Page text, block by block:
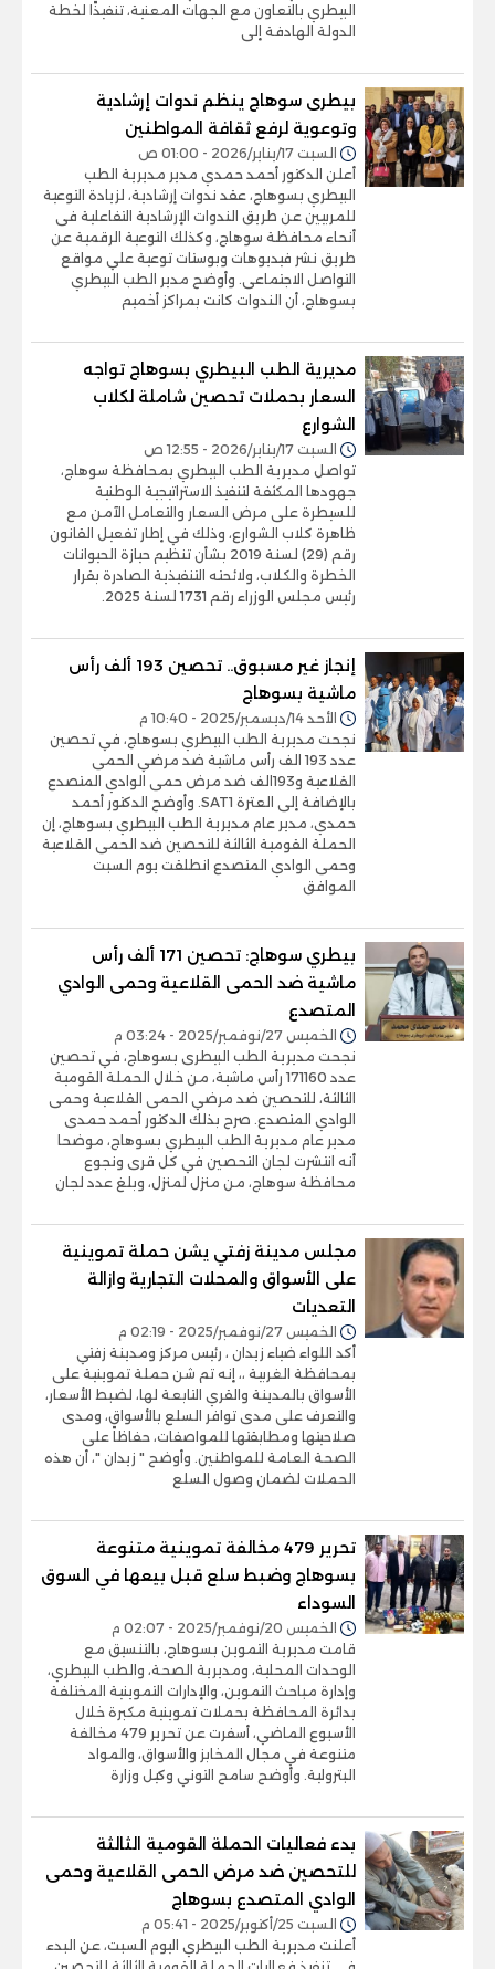
البيطري بالتعاون مع الجهات المعنية، تنفيذًا لخطة
الدولة الهادفة إلى
بيطرى سوهاج ينظم ندوات إرشادية
وتوعوية لرفع ثقافة المواطنين
السبت 17/يناير/2026 - 01:00 ص
أعلن الدكتور أحمد حمدي مدير مديرية الطب
البيطري بسوهاج، عقد ندوات إرشادية، لزيادة التوعية
للمربيين عن طريق الندوات الإرشادية التفاعلية فى
أنحاء محافظة سوهاج، وكذلك التوعية الرقمية عن
طريق نشر فيديوهات وبوستات توعية علي مواقع
التواصل الاجتماعى. وأوضح مدير الطب البيطري
بسوهاج، أن الندوات كانت بمراكز أخميم
مديرية الطب البيطري بسوهاج تواجه
السعار بحملات تحصين شاملة لكلاب
الشوارع
السبت 17/يناير/2026 - 12:55 ص
تواصل مديرية الطب البيطري بمحافظة سوهاج،
جهودها المكثفة لتنفيذ الاستراتيجية الوطنية
للسيطرة على مرض السعار والتعامل الآمن مع
ظاهرة كلاب الشوارع، وذلك في إطار تفعيل القانون
رقم (29) لسنة 2019 بشأن تنظيم حيازة الحيوانات
الخطرة والكلاب، ولائحته التنفيذية الصادرة بقرار
رئيس مجلس الوزراء رقم 1731 لسنة 2025.
إنجاز غير مسبوق.. تحصين 193 ألف رأس
ماشية بسوهاج
الأحد 14/ديسمبر/2025 - 10:40 م
نجحت مديرية الطب البيطري بسوهاج، في تحصين
عدد 193 الف رأس ماشية ضد مرضي الحمى
القلاعية و193الف ضد مرض حمى الوادي المتصدع
بالإضافة إلى العترة SAT1. وأوضح الدكتور أحمد
حمدي، مدير عام مديرية الطب البيطري بسوهاج، إن
الحملة القومية الثالثة للتحصين ضد الحمى القلاعية
وحمى الوادي المتصدع انطلقت يوم السبت
الموافق
بيطري سوهاج: تحصين 171 ألف رأس
ماشية ضد الحمى القلاعية وحمى الوادي
المتصدع
الخميس 27/نوفمبر/2025 - 03:24 م
نجحت مديرية الطب البيطرى بسوهاج، في تحصين
عدد 171160 رأس ماشية، من خلال الحملة القومية
الثالثة، للتحصين ضد مرضي الحمى القلاعية وحمى
الوادي المتصدع. صرح بذلك الدكتور أحمد حمدى
مدير عام مديرية الطب البيطري بسوهاج، موضحا
أنه انتشرت لجان التحصين في كل قرى ونجوع
محافظة سوهاج، من منزل لمنزل، وبلغ عدد لجان
مجلس مدينة زفتي يشن حملة تموينية
على الأسواق والمحلات التجارية وازالة
التعديات
الخميس 27/نوفمبر/2025 - 02:19 م
أكد اللواء ضياء زيدان ، رئيس مركز ومدينة زفتي
بمحافظة الغربية ،، إنه تم شن حملة تموينية على
الأسواق بالمدينة والقري التابعة لها، لضبط الأسعار،
والتعرف على مدى توافر السلع بالأسواق، ومدى
صلاحيتها ومطابقتها للمواصفات، حفاظاً على
الصحة العامة للمواطنين. وأوضح " زيدان "، أن هذه
الحملات لضمان وصول السلع
تحرير 479 مخالفة تموينية متنوعة
بسوهاج وضبط سلع قبل بيعها في السوق
السوداء
الخميس 20/نوفمبر/2025 - 02:07 م
قامت مديرية التموين بسوهاج، بالتنسيق مع
الوحدات المحلية، ومديرية الصحة، والطب البيطري،
وإدارة مباحث التموين، والإدارات التموينية المختلفة
بدائرة المحافظة بحملات تموينية مكبرة خلال
الأسبوع الماضي، أسفرت عن تحرير 479 مخالفة
متنوعة في مجال المخابز والأسواق، والمواد
البترولية. وأوضح سامح التوني وكيل وزارة
بدء فعاليات الحملة القومية الثالثة
للتحصين ضد مرض الحمى القلاعية وحمى
الوادي المتصدع بسوهاج
السبت 25/أكتوبر/2025 - 05:41 م
أعلنت مديرية الطب البيطري اليوم السبت، عن البدء